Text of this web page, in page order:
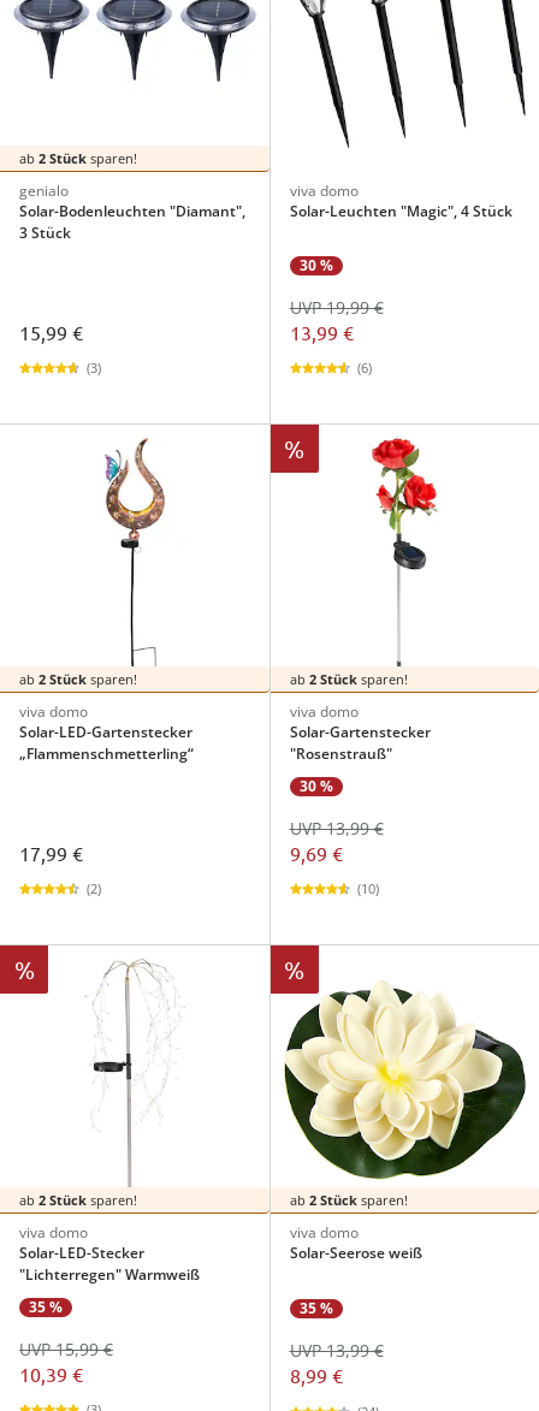
ab 2 Stück sparen!
genialo
Solar-Bodenleuchten "Diamant",
3 Stück
15,99 €
(3)
viva domo
Solar-Leuchten "Magic", 4 Stück
30 %
13,99 €
UVP 19,99 €
(6)
ab 2 Stück sparen!
viva domo
Solar-LED-Gartenstecker
„Flammenschmetterling“
17,99 €
(2)
%
ab 2 Stücksparen!
viva domo
Solar-Gartenstecker
"Rosenstrauß"
30 %
9,69 €
UVP 13,99 €
(10)
%
ab 2 Stück sparen!
viva domo
Solar-LED-Stecker
"Lichterregen" Warmweiß
35 %
10,39 €
UVP 15,99 €
%
ab 2 Stücksparen!
viva domo
Solar-Seerose weiß
35 %
8,99 €
UVP 13,99 €